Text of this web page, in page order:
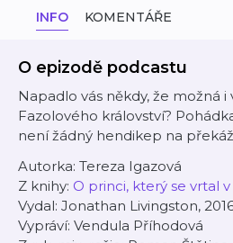
INFO KOMENTÁŘE
O epizodě podcastu
Napadlo vás někdy, že možná
Fazolového království?
není žádný hendikep na
Autorka: Tereza Igazová
Z knihy: O princi, který se vrtal
Vydal: Jonathan Livingston,
Vypráví: Vendula Příhodová